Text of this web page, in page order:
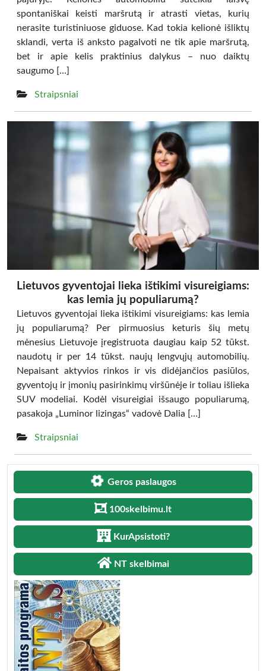
spontaniškai keisti maršrutą ir atrasti vietas, kurių
nerasite turistiniuose giduose. Kad tokia kelionė išliktų
sklandi, verta iš anksto pagalvoti ne tik apie maršrutą,
bet ir apie kelis praktinius dalykus – nuo daiktų
saugumo […]
Straipsniai
Lietuvos gyventojai lieka ištikimi visureigiams:
kas lemia jų populiarumą?
Lietuvos gyventojai lieka ištikimi visureigiams: kas lemia
jų populiarumą? Per pirmuosius keturis šių metų
mėnesius Lietuvoje įregistruota daugiau kaip 52 tūkst.
naudotų ir per 14 tūkst. naujų lengvųjų automobilių.
Nepaisant aktyvios rinkos ir vis didėjančios pasiūlos,
gyventojų ir įmonių pasirinkimų viršūnėje ir toliau išlieka
SUV modeliai. Kodėl visureigiai išsaugo populiarumą,
pasakoja „Luminor lizingas“ vadovė Dalia […]
Straipsniai
Geros paslaugos
100skelbimu.lt
KurApsistoti?
NT skelbimai